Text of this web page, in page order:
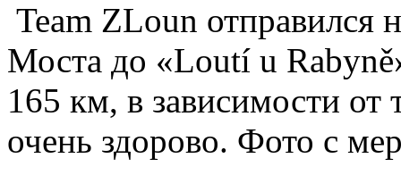
Team ZLoun отправился
Моста до «Loutí u
165 км, в зависимости от
очень здорово. Фото с